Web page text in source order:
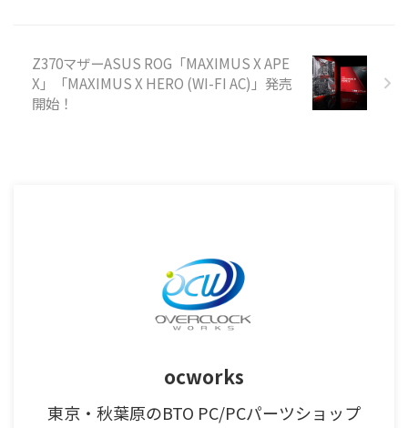
Z370マザーASUS ROG「MAXIMUS X APE
X」「MAXIMUS X HERO (WI-FI AC)」発売
開始！
ocworks
東京・秋葉原のBTO PC/PCパーツショップ